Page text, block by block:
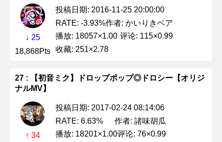
↓ 25
18,868Pts
投稿日期: 2016-11-25 20:00:00
RATE: -3.93%作者: かいりきベア
播放: 18057×1.00 评论: 115×0.99
收藏: 251×2.78
27 : 【初音ミク】ドロップポップ◎ドロシー【オリジ
ナルMV】
↑ 34
投稿日期: 2017-02-24 08:14:06
RATE: 6.63%
作者: 諸味胡瓜
播放: 18201×1.00评论: 76×0.99